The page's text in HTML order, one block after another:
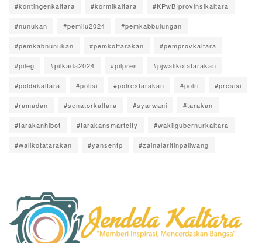
#kontingenkaltara #kormikaltara #KPwBIprovinsikaltara
#nunukan #pemilu2024 #pemkabbulungan
#pemkabnunukan #pemkottarakan #pemprovkaltara
#pileg #pilkada2024 #pilpres #pjwalikotatarakan
#poldakaltara #polisi #polrestarakan #polri #presisi
#ramadan #senatorkaltara #syarwani #tarakan
#tarakanhibot #tarakansmartcity #wakilgubernurkaltara
#walikotatarakan #yansentp #zainalarifinpaliwang